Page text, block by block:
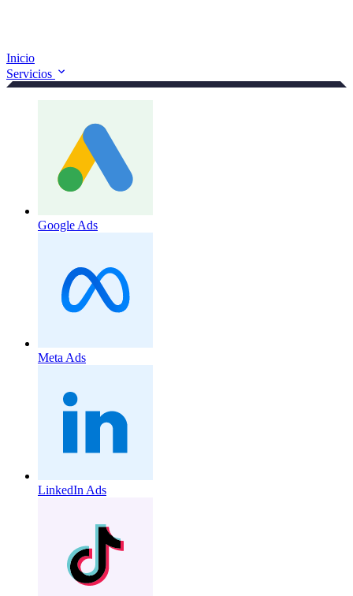
Inicio
Servicios
Google Ads
Meta Ads
LinkedIn Ads